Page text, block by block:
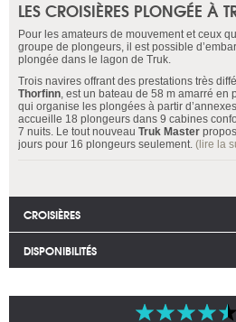
LES CROISIÈRES PLONGÉE À
Pour les amateurs de mouvement et ceux
groupe de plongeurs, il est possible
plongée dans le lagon de Truk.
Trois navires offrant des prestations très
Thorfinn, est un bateau de 58 m amarré en
qui organise les plongées à partir
accueille 18 plongeurs dans 9 cabines
7 nuits. Le tout nouveau Truk Master
jours pour 16 plongeurs seulement. (lire la
CROISIÈRES
DISPONIBILITÉS